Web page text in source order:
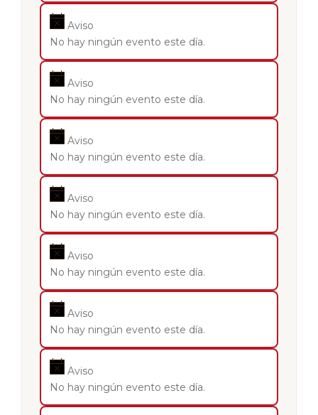
Aviso
No hay ningún evento este día.
Aviso
No hay ningún evento este día.
Aviso
No hay ningún evento este día.
Aviso
No hay ningún evento este día.
Aviso
No hay ningún evento este día.
Aviso
No hay ningún evento este día.
Aviso
No hay ningún evento este día.